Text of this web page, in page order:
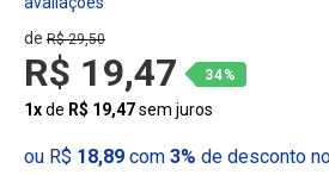
R$ 29,50
R$ 19,47 34%
1xde R$ 19,47sem juros
ou R$ 18,89com 3% de desconto